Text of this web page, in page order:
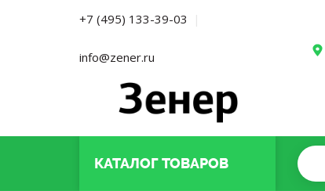
+7 (495) 133-39-03 |
info@zener.ru
КАТАЛОГТОВАРОВ